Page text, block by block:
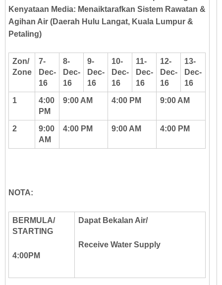
Kenyataan Media: Menaiktarafkan Sistem Rawatan &
Agihan Air (Daerah Hulu Langat, Kuala Lumpur &
Petaling)
Zon/
Zone
7-
Dec-
16
8-
Dec-
16
9-
Dec-
16
10-
Dec-
16
11-
Dec-
16
12-
Dec-
16
13-
Dec-
16
1
4:00
PM
9:00 AM 4:00 PM 9:00 AM
2
9:00
AM
4:00 PM 9:00 AM 4:00 PM
NOTA:
BERMULA/
STARTING
4:00PM
Dapat Bekalan Air/
Receive Water Supply